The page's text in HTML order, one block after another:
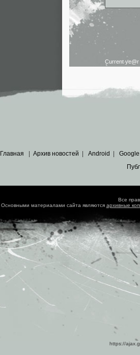
Current ye@r
Главная Архив новостей Android Google
Все
Основными материалами сайта являются архивные
https://